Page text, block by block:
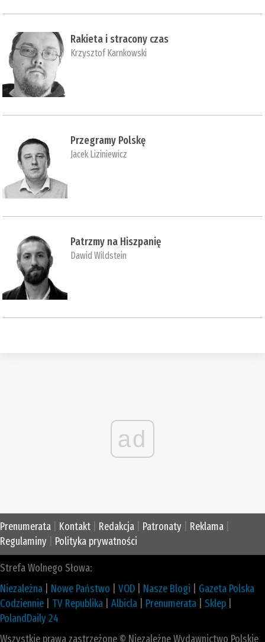
Rakieta i stracony czas
Krzysztof Karnkowski
Przegramy Polskę
Jacek Liziniewicz
Patrzmy na Hiszpanię
Dawid Wildstein
ad
Prenumerata Kontakt Redakcja Patronaty Reklama
Regulaminy
Polityka prywatności
Strefa Wolnego Słowa:
Niezależna
Nowe Państwo VOD Nasze Blogi
Gazeta Polska
Codziennie
TV Republika Albicla Prenumerata Sklep
PolandDaily 24
Wszystkie prawa zastrzeżone © Niezależne Wydawnictwo Polskie